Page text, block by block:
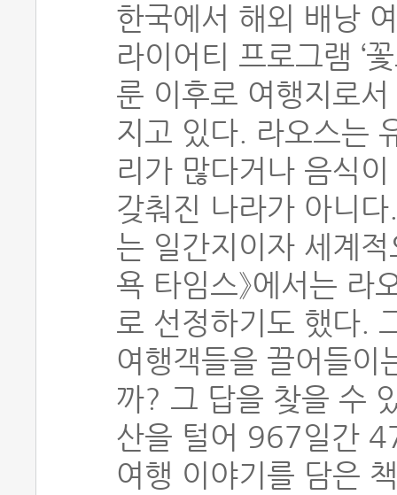
한국에서 해외 배낭
라이어티 프로그램 ‘
룬 이후로 여행지로
지고 있다. 라오스는
리가 많다거나 음식
갖춰진 나라가 아니
는 일간지이자 세계적
욕 타임스》에서는
로 선정하기도 했다.
여행객들을 끌어들이
까? 그 답을 찾을 수
산을 털어 967일간
여행 이야기를 담은